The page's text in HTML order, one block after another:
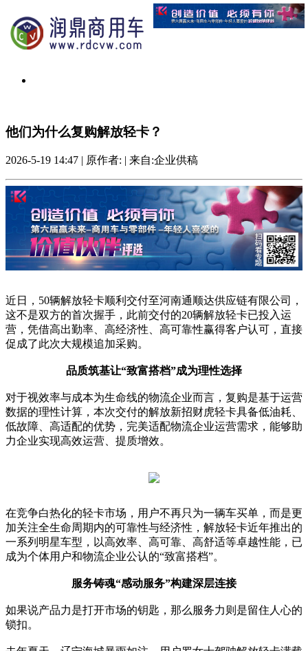
他们为什么复购解放轻卡？
2026-5-19 14:47 | 原作者: | 来自:企业供稿
近日，50辆解放轻卡顺利交付至河南通顺达供应链有限公司，
这不是双方的首次握手，此前交付的20辆解放轻卡已投入运
营，凭借高出勤率、高经济性、高可靠性赢得客户认可，直接
促成了此次大规模追加采购。
品质筑基让“致富搭档”成为理性选择
对于视效率与成本为生命线的物流企业而言，复购是基于运营
数据的理性计算，本次交付的解放新招财虎轻卡具备低油耗、
低故障、高适配的优势，完美适配物流企业运营需求，能够助
力企业实现高效运营、提质增效。
在竞争白热化的轻卡市场，用户不再只为一辆车买单，而是更
加关注全生命周期内的可靠性与经济性，解放轻卡近年推出的
一系列明星车型，以高效率、高可靠、高舒适等卓越性能，已
成为个体用户和物流企业公认的“致富搭档”。
服务铸魂“感动服务”构建深层连接
如果说产品力是打开市场的钥匙，那么服务力则是留住人心的
锁扣。